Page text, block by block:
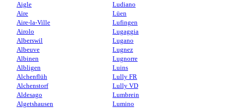
Aigle
Aïre
Aire-la-Ville
Airolo
Alberswil
Albeuve
Albinen
Albligen
Alchenflüh
Alchenstorf
Aldesago
Algetshausen
Ludiano
Lüen
Lufingen
Lugaggia
Lugano
Lugnez
Lugnorre
Luins
Lully FR
Lully VD
Lumbrein
Lumino